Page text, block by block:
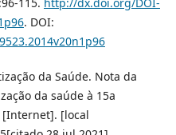
. DOI:
da Saúde. Nota da
da saúde à 15a
[Internet]. [local